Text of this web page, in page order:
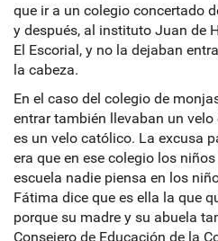
que ir a un colegio concertado
y después, al instituto Juan de
El Escorial, y no la dejaban
la cabeza.
En el caso del colegio de
entrar también llevaban un velo
es un velo católico. La excusa
era que en ese colegio los
escuela nadie piensa en los
Fátima dice que es ella la que
porque su madre y su abuela
Consejero de Educación de la